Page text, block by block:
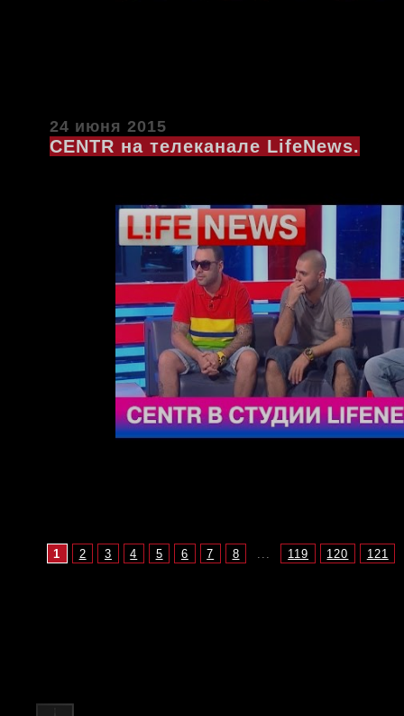
24 июня 2015
CENTR на телеканале LifeNews.
1 2 3 4 5 6 7 8 119 120 121